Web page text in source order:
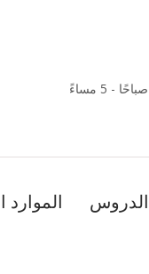
الدروس الموارد